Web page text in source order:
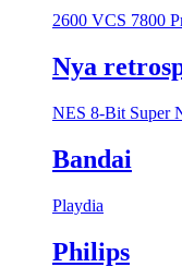
2600 VCS 7800
Nya
NES 8-Bit Super
Bandai
Playdia
Philips